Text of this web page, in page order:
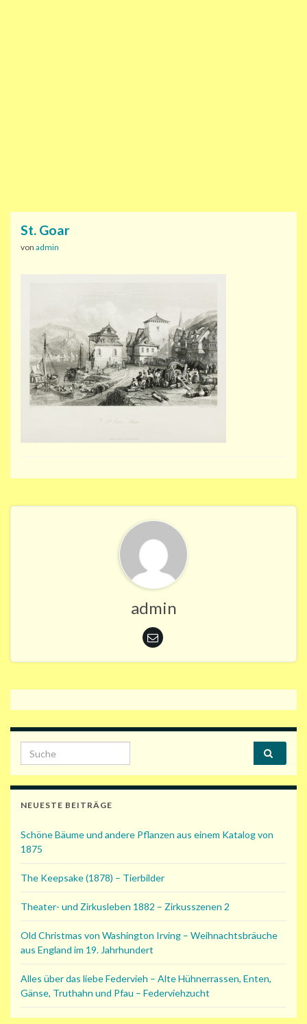
St. Goar
von admin
admin
Search for:
NEUESTE BEITRÄGE
Schöne Bäume und andere Pflanzen aus einem Katalog von
1875
The Keepsake (1878) – Tierbilder
Theater- und Zirkusleben 1882 – Zirkusszenen 2
Old Christmas von Washington Irving – Weihnachtsbräuche
aus England im 19. Jahrhundert
Alles über das liebe Federvieh – Alte Hühnerrassen, Enten,
Gänse, Truthahn und Pfau – Federviehzucht